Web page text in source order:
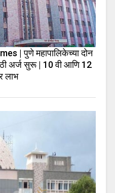
| पुणे महापालिकेच्या दोन
अर्ज सुरू | 10 वी आणि 12
लाभ